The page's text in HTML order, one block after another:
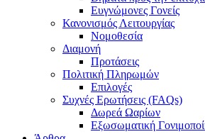
Ευγνώμονες Γονείς
Κανονισμός Λειτουργίας
Νομοθεσία
Διαμονή
Προτάσεις
Πολιτική Πληρωμών
Επιλογές
Συχνές Ερωτήσεις (FAQs)
Δωρεά Ωαρίων
Εξωσωματική